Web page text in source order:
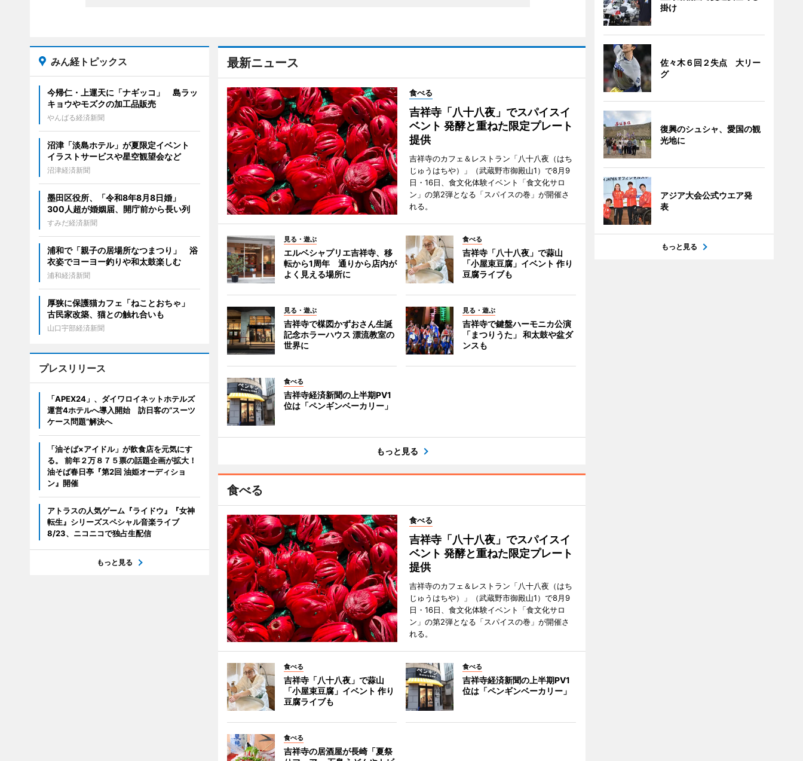
最新ニュース
食べる
吉祥寺「八十八夜」でスパイスイ
ベント 発酵と重ねた限定プレート
提供
吉祥寺のカフェ＆レストラン「八十八夜（はち
じゅうはちや）」（武蔵野市御殿山1）で8月9
日・16日、食文化体験イベント「食文化サロ
ン」の第2弾となる「スパイスの巻」が開催さ
れる。
見る・遊ぶ
エルベシャプリエ吉祥寺、移
転から1周年 通りから店内が
よく見える場所に
食べる
吉祥寺「八十八夜」で蒜山
「小屋束豆腐」イベント 作り
豆腐ライブも
見る・遊ぶ
吉祥寺で楳図かずおさん生誕
記念ホラーハウス 漂流教室の
世界に
見る・遊ぶ
吉祥寺で鍵盤ハーモニカ公演
「まつりうた」 和太鼓や盆ダ
ンスも
食べる
吉祥寺経済新聞の上半期PV1
位は「ペンギンベーカリー」
もっと見る
食べる
食べる
吉祥寺「八十八夜」でスパイスイ
ベント 発酵と重ねた限定プレート
提供
吉祥寺のカフェ＆レストラン「八十八夜（はち
じゅうはちや）」（武蔵野市御殿山1）で8月9
日・16日、食文化体験イベント「食文化サロ
ン」の第2弾となる「スパイスの巻」が開催さ
れる。
食べる
吉祥寺「八十八夜」で蒜山
「小屋束豆腐」イベント 作り
豆腐ライブも
食べる
吉祥寺経済新聞の上半期PV1
位は「ペンギンベーカリー」
食べる
吉祥寺の居酒屋が長崎「夏祭
みん経トピックス
今帰仁・上運天に「ナギッコ」 島ラッ
キョウやモズクの加工品販売
やんばる経済新聞
沼津「淡島ホテル」が夏限定イベント
イラストサービスや星空観望会など
沼津経済新聞
墨田区役所、「令和8年8月8日婚」
300人超が婚姻届、開庁前から長い列
すみだ経済新聞
浦和で「親子の居場所なつまつり」 浴
衣姿でヨーヨー釣りや和太鼓楽しむ
浦和経済新聞
厚狭に保護猫カフェ「ねことおちゃ」
古民家改築、猫との触れ合いも
山口宇部経済新聞
プレスリリース
「APEX24」、ダイワロイネットホテルズ
運営4ホテルへ導入開始 訪日客の“スーツ
ケース問題”解決へ
「油そば×アイドル」が飲食店を元気にす
る。 前年２万８７５票の話題企画が拡大！
油そば春日亭『第2回 油姫オーディショ
ン』開催
アトラスの人気ゲーム『ライドウ』『女神
転生』シリーズスペシャル音楽ライブ
8/23、ニコニコで独占生配信
もっと見る
掛け
佐々木６回２失点 大リー
グ
復興のシュシャ、愛国の観
光地に
アジア大会公式ウエア発
表
もっと見る